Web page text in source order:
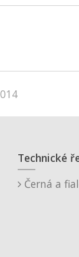
Technické
Černá a